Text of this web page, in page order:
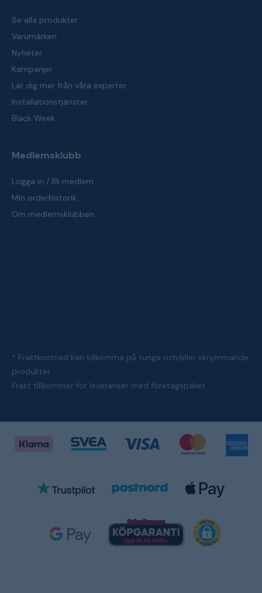
Se alla produkter
Varumärken
Nyheter
Kampanjer
Lär dig mer från våra experter
Installationstjänster
Black Week
Medlemsklubb
Logga in / Bli medlem
Min orderhistorik
Om medlemsklubben
* Fraktkostnad kan tillkomma på tunga och/eller skrymmande
produkter
Frakt tillkommer för leveranser med företagspaket